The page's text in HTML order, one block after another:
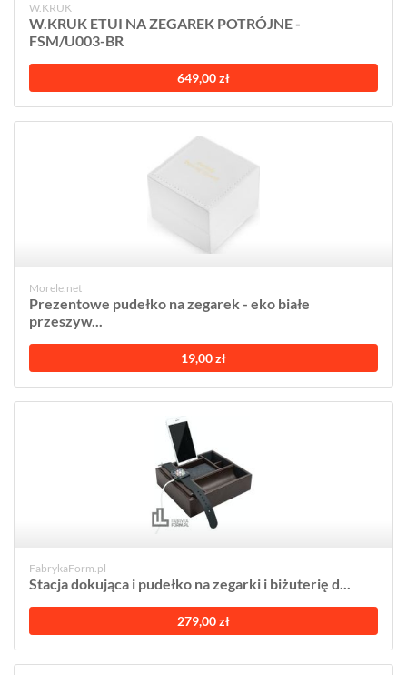
W.KRUK
W.KRUK ETUI NA ZEGAREK POTRÓJNE -
FSM/U003-BR
649,00 zł
Morele.net
Prezentowe pudełko na zegarek - eko białe
przeszyw...
19,00 zł
FabrykaForm.pl
Stacja dokująca i pudełko na zegarki i biżuterię d...
279,00 zł